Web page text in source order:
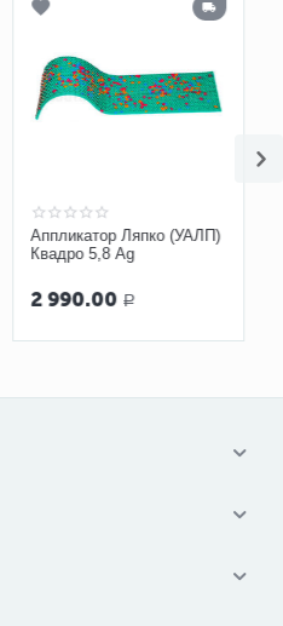
Аппликатор Ляпко (УАЛП)
Квадро 5,8 Ag
2 990.00 Р